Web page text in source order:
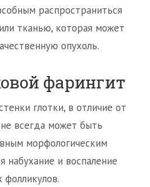
распространиться
тканью, которая может
опухоль.
фарингит
глотки, в отличие от
всегда может быть
морфологическим
набухание и воспаление